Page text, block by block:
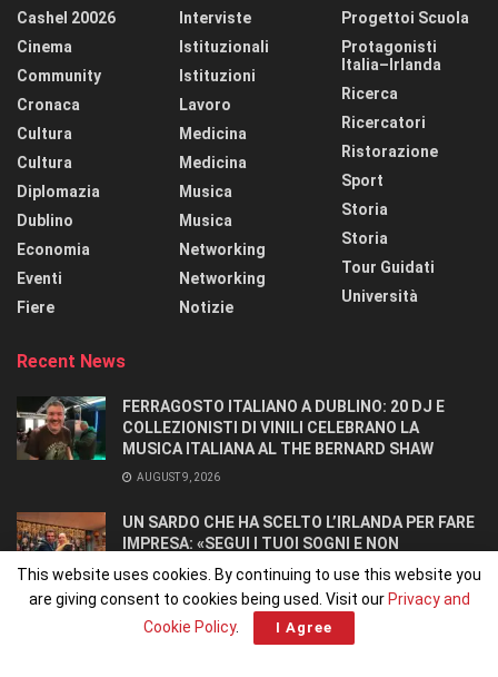
Cashel 20026
Cinema
Community
Cronaca
Cultura
Cultura
Diplomazia
Dublino
Economia
Eventi
Fiere
Interviste
Istituzionali
Istituzioni
Lavoro
Medicina
Medicina
Musica
Musica
Networking
Networking
Notizie
Progettoi Scuola
Protagonisti
Italia–Irlanda
Ricerca
Ricercatori
Ristorazione
Sport
Storia
Storia
Tour Guidati
Università
Recent News
FERRAGOSTO ITALIANO A DUBLINO: 20 DJ E
COLLEZIONISTI DI VINILI CELEBRANO LA
MUSICA ITALIANA AL THE BERNARD SHAW
AUGUST 9, 2026
UN SARDO CHE HA SCELTO L’IRLANDA PER FARE
IMPRESA: «SEGUI I TUOI SOGNI E NON
RINUNCIARCI». SI CONOSCONO IN UN OSTELLO.
AUGUST 8, 2026
This website uses cookies. By continuing to use this website you
are giving consent to cookies being used. Visit our Privacy and
Cookie Policy. I Agree